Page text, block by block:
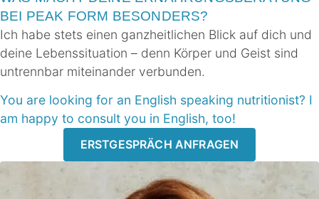
BEI PEAK FORM BESONDERS?
Ich habe stets einen ganzheitlichen Blick auf dich und
deine Lebenssituation – denn Körper und Geist sind
untrennbar miteinander verbunden.
You are looking for an English speaking nutritionist? I
am happy to consult you in English, too!
ERSTGESPRÄCH ANFRAGEN